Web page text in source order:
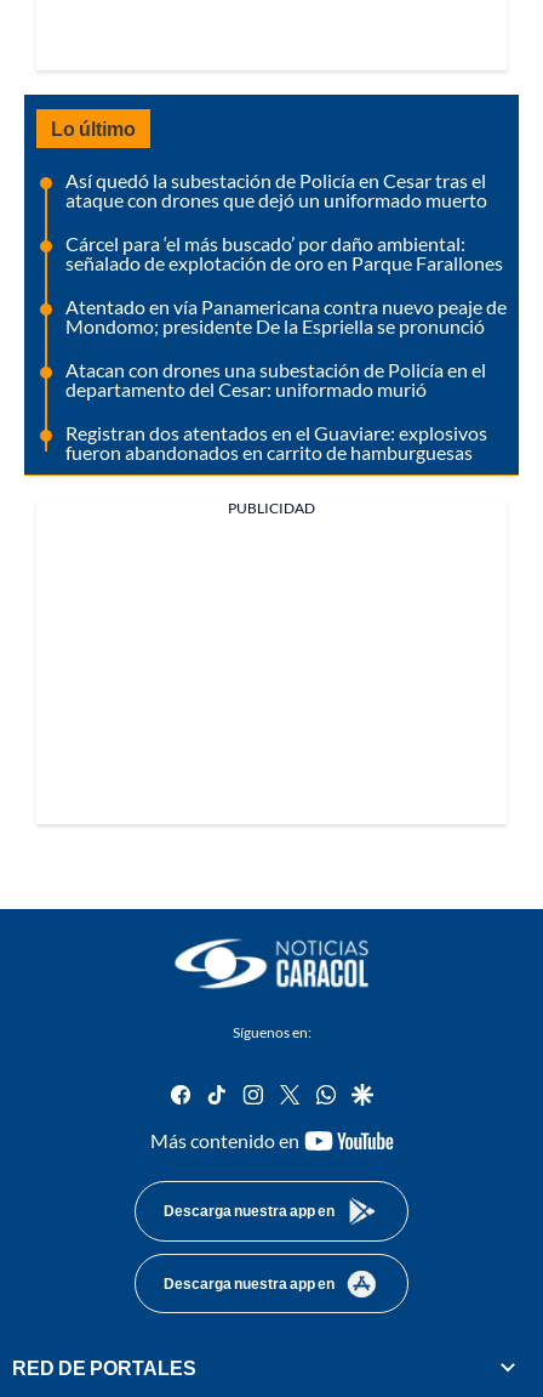
Lo último
Así quedó la subestación de Policía en Cesar tras el
ataque con drones que dejó un uniformado muerto
Cárcel para ‘el más buscado’ por daño ambiental:
señalado de explotación de oro en Parque Farallones
Atentado en vía Panamericana contra nuevo peaje de
Mondomo; presidente De la Espriella se pronunció
Atacan con drones una subestación de Policía en el
departamento del Cesar: uniformado murió
Registran dos atentados en el Guaviare: explosivos
fueron abandonados en carrito de hamburguesas
PUBLICIDAD
Síguenos en:
facebook
tiktok instagram
twitterwhatsapp
google
Más contenido en
youtube-
Descarga nuestra app en
Descarga nuestra app en
RED DE PORTALES